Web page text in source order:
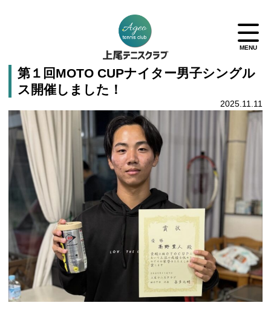
第１回MOTO CUPナイター男子シングル
ス開催しました！
2025.11.11